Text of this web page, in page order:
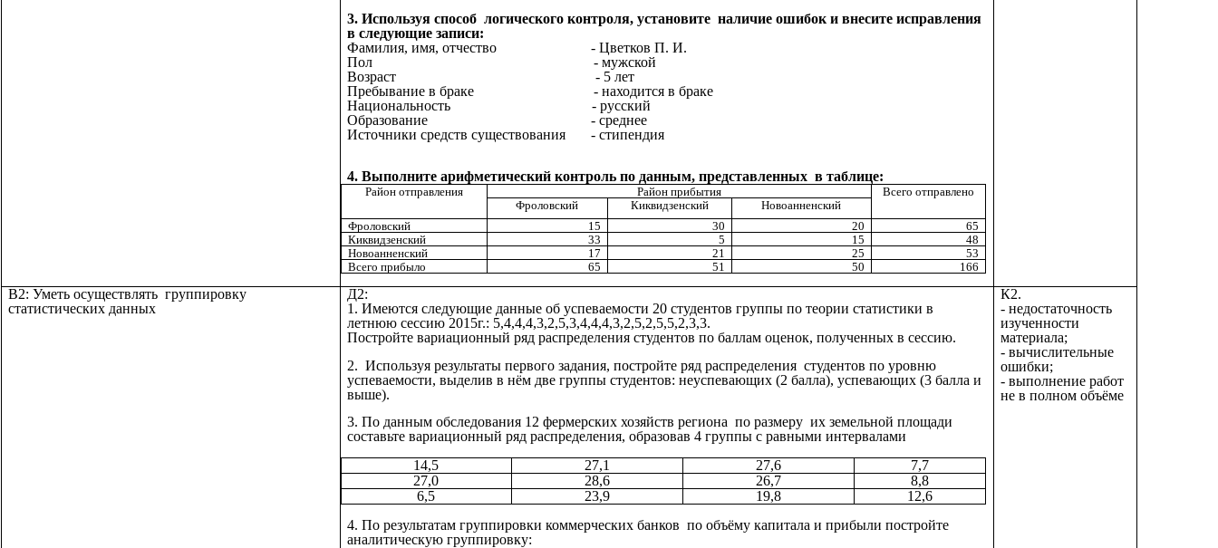
3. Используя способ логического контроля, установите наличие ошибок и внесите исправления
в следующие записи:
Фамилия, имя, отчество - Цветков П. И.
Пол - мужской
Возраст - 5 лет
Пребывание в браке - находится в браке
Национальность - русский
Образование - среднее
Источники средств существования - стипендия
4. Выполните арифметический контроль по данным, представленных в таблице:
Район отправления Район прибытия
Всего отправлено
Фроловский
Киквидзенский
Новоанненский
Фроловский
15 30 20
65
Киквидзенский
33 5 15
48
Новоанненский
17 21 25
53
Всего прибыло
65 51 50 166
В2: Уметь осуществлять группировку
статистических данных
Д2:
1. Имеются следующие данные об успеваемости 20 студентов группы по теории статистики в
летнюю сессию 2015г.: 5,4,4,4,3,2,5,3,4,4,4,3,2,5,2,5,5,2,3,3.
Постройте вариационный ряд распределения студентов по баллам оценок, полученных в сессию.
2. Используя результаты первого задания, постройте ряд распределения студентов по уровню
успеваемости, выделив в нём две группы студентов: неуспевающих (2 балла), успевающих (3 балла и
выше).
3. По данным обследования 12 фермерских хозяйств региона по размеру их земельной площади
составьте вариационный ряд распределения, образовав 4 группы с равными интервалами
14,5
27,1 27,6
7,7
27,0
28,6 26,7
8,8
6,5
23,9 19,8
12,6
4. По результатам группировки коммерческих банков по объёму капитала и прибыли постройте
аналитическую группировку:
К2.
- недостаточность
изученности
материала;
- вычислительные
ошибки;
- выполнение работ
не в полном объёме